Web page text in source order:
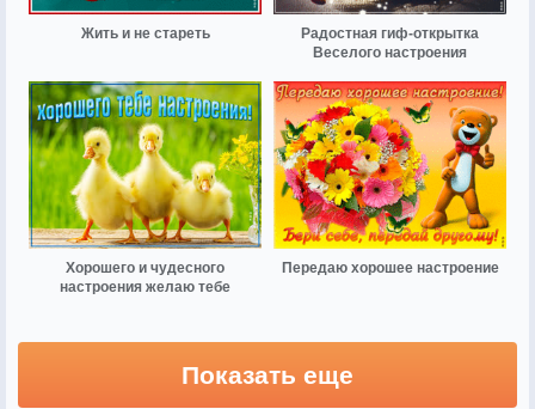
Жить и не стареть
Радостная гиф-открытка
Веселого настроения
Хорошего и чудесного
настроения желаю тебе
Передаю хорошее настроение
Показать еще